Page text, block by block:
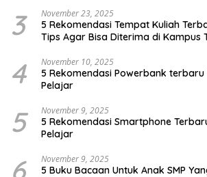
3 November 23, 2025
5 Rekomendasi Tempat Kuliah
Tips Agar Bisa Diterima di Kampus
4 November 10, 2025
5 Rekomendasi Powerbank terbaru
Pelajar
5 November 9, 2025
5 Rekomendasi Smartphone
Pelajar
6 November 9, 2025
5 Buku Bacaan Untuk Anak SMP